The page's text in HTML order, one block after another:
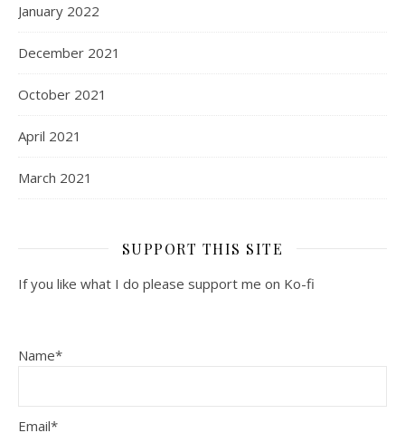
January 2022
December 2021
October 2021
April 2021
March 2021
SUPPORT THIS SITE
If you like what I do please support me on Ko-fi
Name*
Email*